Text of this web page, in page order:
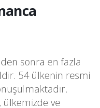
sonra en fazla
54 ülkenin resmi
ülkemizde ve